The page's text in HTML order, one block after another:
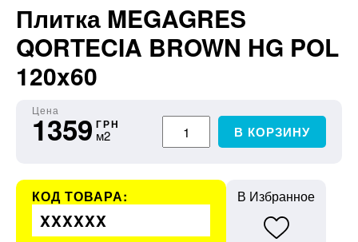
Плитка MEGAGRES
QORTECIA BROWN HG POL
120x60
Цена
1359 ГРН
м2 В КОРЗИНУ
КОД ТОВАРА:
XXXXXX
В Избранное